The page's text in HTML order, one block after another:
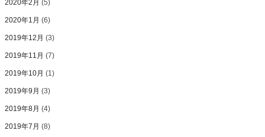
2020年2月 (5)
2020年1月 (6)
2019年12月 (3)
2019年11月 (7)
2019年10月 (1)
2019年9月 (3)
2019年8月 (4)
2019年7月 (8)